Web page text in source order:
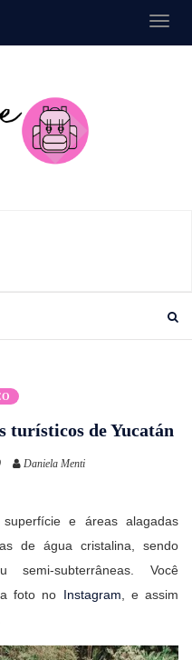
turísticos de Yucatán
Daniela Menti
e áreas alagadas
de água cristalina, sendo
semi-subterrâneas. Você
foto no Instagram , e assim